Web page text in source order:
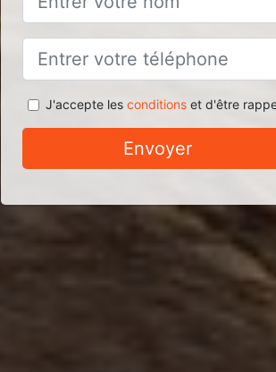
J'accepte les conditionset d'être
Envoyer